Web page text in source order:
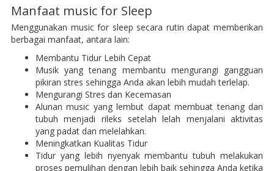
Manfaat music for Sleep
Menggunakan music for sleep secara rutin dapat memberikan
berbagai manfaat, antara lain:
Membantu Tidur Lebih Cepat
Musik yang tenang membantu mengurangi gangguan
pikiran stres sehingga Anda akan lebih mudah terlelap.
Mengurangi Stres dan Kecemasan
Alunan music yang lembut dapat membuat tenang dan
tubuh menjadi rileks setelah lelah menjalani aktivitas
yang padat dan melelahkan.
Meningkatkan Kualitas Tidur
Tidur yang lebih nyenyak membantu tubuh melakukan
proses pemulihan dengan lebih baik sehingga Anda ketika